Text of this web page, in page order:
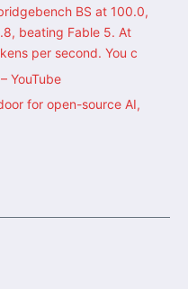
BS at 100.0,
beating Fable 5. At
per second. You c
YouTube
for open-source AI,